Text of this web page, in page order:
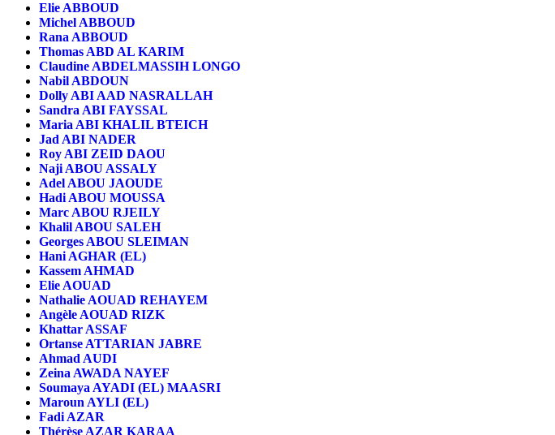
Elie ABBOUD
Michel ABBOUD
Rana ABBOUD
Thomas ABD AL KARIM
Claudine ABDELMASSIH LONGO
Nabil ABDOUN
Dolly ABI AAD NASRALLAH
Sandra ABI FAYSSAL
Maria ABI KHALIL BTEICH
Jad ABI NADER
Roy ABI ZEID DAOU
Naji ABOU ASSALY
Adel ABOU JAOUDE
Hadi ABOU MOUSSA
Marc ABOU RJEILY
Khalil ABOU SALEH
Georges ABOU SLEIMAN
Hani AGHAR (EL)
Kassem AHMAD
Elie AOUAD
Nathalie AOUAD REHAYEM
Angèle AOUAD RIZK
Khattar ASSAF
Ortanse ATTARIAN JABRE
Ahmad AUDI
Zeina AWADA NAYEF
Soumaya AYADI (EL) MAASRI
Maroun AYLI (EL)
Fadi AZAR
Thérèse AZAR KARAA